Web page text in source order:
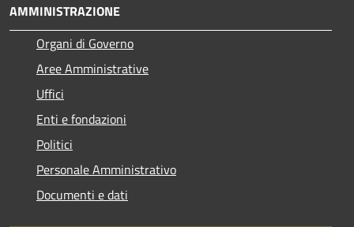
AMMINISTRAZIONE
Organi di Governo
Aree Amministrative
Uffici
Enti e fondazioni
Politici
Personale Amministrativo
Documenti e dati